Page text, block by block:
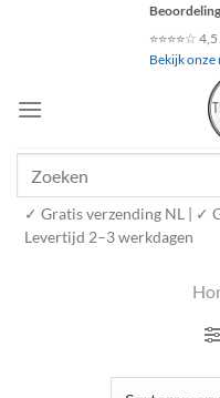
⭐⭐⭐⭐☆
Bekijk onze
✓ Gratis verzending NL | ✓
Levertijd 2–3 werkdagen